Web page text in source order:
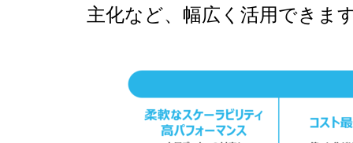
主化など、幅広く活用できま